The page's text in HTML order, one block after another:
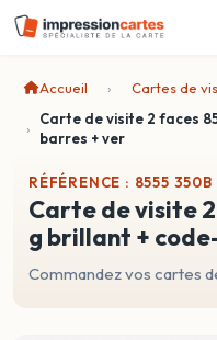
Accueil
Cartes de
Carte de visite 2 faces
barres + ver
RÉFÉRENCE : 8555
carte de visite 2 faces 85 × 55 mm 350
g brillant +
Commandez vos cartes